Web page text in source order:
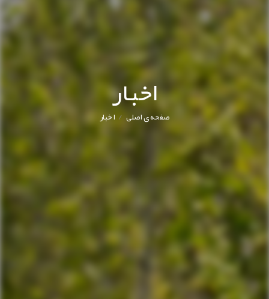
اخبار
صفحه ی اصلی/اخبار